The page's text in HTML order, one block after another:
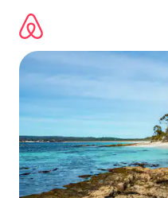
direct
naar
inhoud